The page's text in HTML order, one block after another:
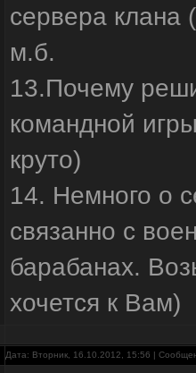
сервера клана
м.б.
13.Почему
командной
круто)
14. Немного о
связанно с
барабанах.
хочется к Вам)
Дата: Вторник, 16.10.2012, 15:56 |